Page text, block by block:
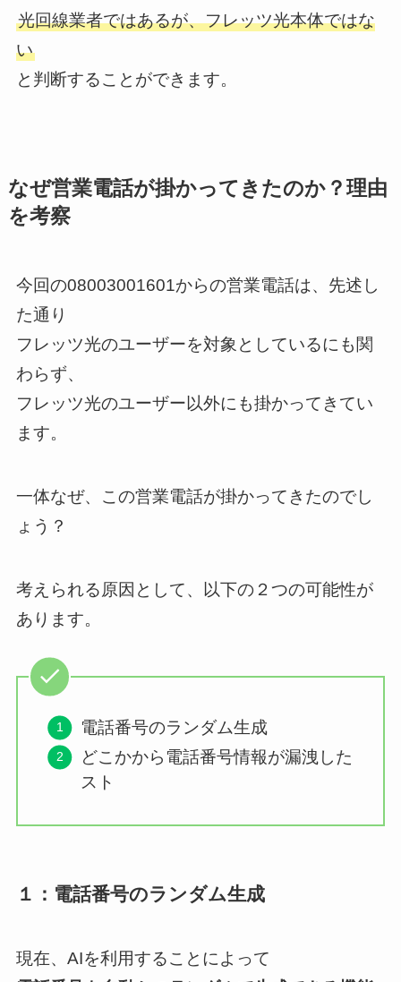
光回線業者ではあるが、フレッツ光本体ではな
い
と判断することができます。
なぜ営業電話が掛かってきたのか？理由
を考察
今回の08003001601からの営業電話は、先述し
た通り
フレッツ光のユーザーを対象としているにも関
わらず、
フレッツ光のユーザー以外にも掛かってきてい
ます。
一体なぜ、この営業電話が掛かってきたのでし
ょう？
考えられる原因として、以下の２つの可能性が
あります。
電話番号のランダム生成
どこかから電話番号情報が漏洩した
スト
１：電話番号のランダム生成
現在、AIを利用することによって